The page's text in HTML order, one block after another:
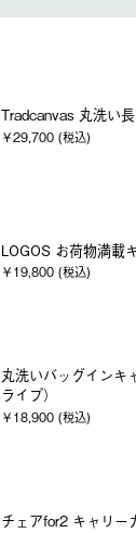
Tradcanvas 丸洗い
￥29,700 (税込)
LOGOS お荷物満載
￥19,800 (税込)
丸洗いバッグインキ
ライプ）
￥18,900 (税込)
チェアfor2 キャリー